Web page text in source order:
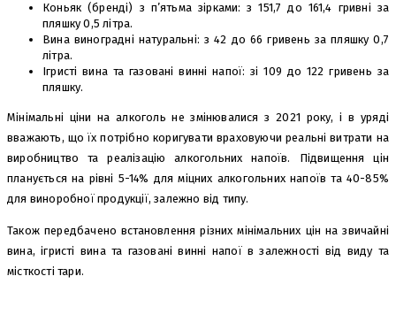
Коньяк (бренді) з п’ятьма зірками: з 151,7 до 161,4 гривні за
пляшку 0,5 літра.
Вина виноградні натуральні: з 42 до 66 гривень за пляшку 0,7
літра.
Ігристі вина та газовані винні напої: зі 109 до 122 гривень за
пляшку.
Мінімальні ціни на алкоголь не змінювалися з 2021 року, і в уряді
вважають, що їх потрібно коригувати враховуючи реальні витрати на
виробництво та реалізацію алкогольних напоїв. Підвищення цін
планується на рівні 5-14% для міцних алкогольних напоїв та 40-85%
для виноробної продукції, залежно від типу.
Також передбачено встановлення різних мінімальних цін на звичайні
вина, ігристі вина та газовані винні напої в залежності від виду та
місткості тари.